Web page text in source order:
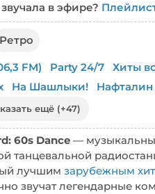
в эфире?
Ретро
FM) Party 24/7 Хиты
На Шашлыки! Нафталин
ещё (+47)
60s Dance —
танцевальной
лучшим зарубежным
звучат легендарные